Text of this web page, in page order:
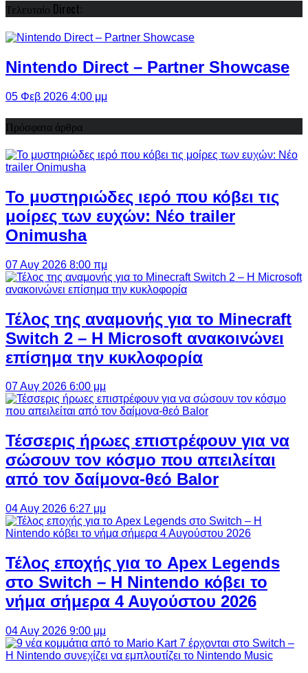
Τελευταίο Direct:
Nintendo Direct – Partner Showcase
05 Φεβ 2026 4:00 μμ
Πρόσφατα άρθρα
Το μυστηριώδες ιερό που κόβει τις
μοίρες των ευχών: Νέο trailer
Onimusha
07 Αυγ 2026 8:00 πμ
Τέλος της αναμονής για το Minecraft
Switch 2 – Η Microsoft ανακοινώνει
επίσημα την κυκλοφορία
07 Αυγ 2026 6:00 μμ
Τέσσερις ήρωες επιστρέφουν για να
σώσουν τον κόσμο που απειλείται
από τον δαίμονα-θεό Balor
04 Αυγ 2026 6:27 μμ
Τέλος εποχής για το Apex Legends
στο Switch – Η Nintendo κόβει το
νήμα σήμερα 4 Αυγούστου 2026
04 Αυγ 2026 9:00 μμ